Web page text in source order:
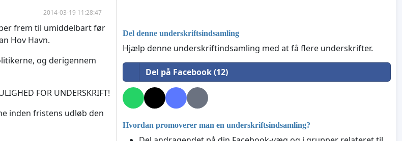
2014-03-19 11:28:47
frem til umiddelbart før
Hov Havn.
og derigennem
FOR UNDERSKRIFT!
inden fristens udløb den
Del denne underskriftsindsamling
Hjælp denne underskriftindsamling med at få flere underskrifter.
Del på Facebook (12)
Hvordan promoverer man en underskriftsindsamling?